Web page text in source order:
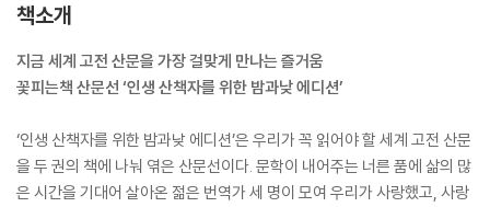
책소개
지금 세계 고전 산문을 가장 걸맞게 만나는 즐거움
꽃피는책 산문선 ‘인생 산책자를 위한 밤과낮 에디션’
‘인생 산책자를 위한 밤과낮 에디션’은 우리가 꼭 읽어야 할 세계 고전 산문
을 두 권의 책에 나눠 엮은 산문선이다. 문학이 내어주는 너른 품에 삶의 많
은 시간을 기대어 살아온 젊은 번역가 세 명이 모여 우리가 사랑했고, 사랑